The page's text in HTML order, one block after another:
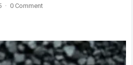
· 0 Comment